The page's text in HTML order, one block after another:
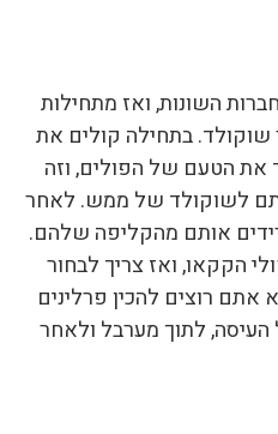
השונות, ואז מתחילות
שוקולד. בתחילה קולים את
את הטעם של הפולים, וזה
לשוקולד של ממש. לאחר
אותם מהקליפה שלהם.
הקקאו, ואז צריך לבחור
רוצים להכין פרלינים
לתוך מערבל ולאחר